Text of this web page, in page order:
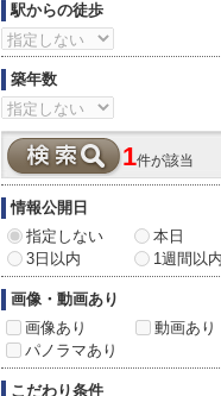
駅からの徒歩
築年数
1件が該当
情報公開日
指定しない
本日
3日以内
1週間以内
画像・動画あり
画像あり
動画あり
パノラマあり
こだわり条件